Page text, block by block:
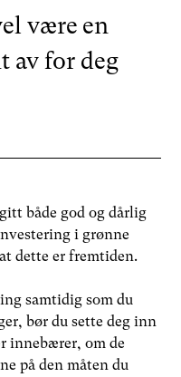
være en
av for deg
både god og dårlig
i grønne
dette er fremtiden.
samtidig som du
bør du sette deg inn
innebærer, om de
på den måten du